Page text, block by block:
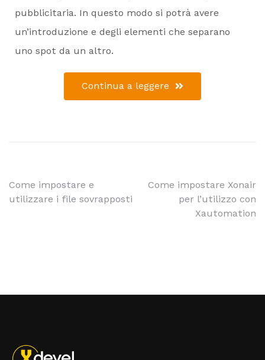
pubblicitaria. In questo modo si potrà avere
un’introduzione e degli elementi che separano
uno spot da un altro.
Continua a leggere
Come impostare e
utilizzare i file sovrapposti
Come impostare Xonair
per l’utilizzo con
Xautomation